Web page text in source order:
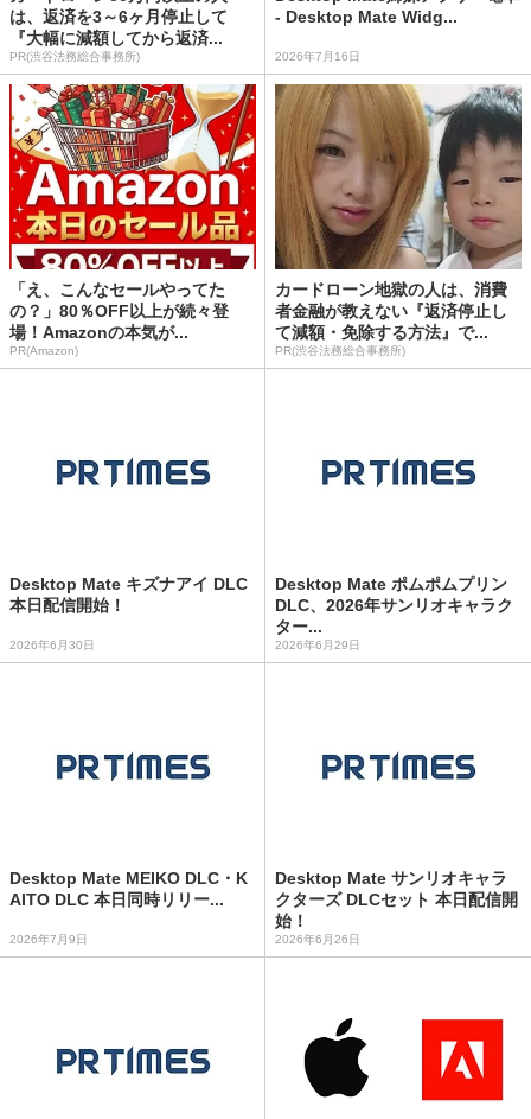
は、返済を3～6ヶ月停止して
『大幅に減額してから返済...
PR(渋谷法務総合事務所)
- Desktop Mate Widg...
2026年7月16日
「え、こんなセールやってた
の？」80％OFF以上が続々登
場！Amazonの本気が...
PR(Amazon)
カードローン地獄の人は、消費
者金融が教えない『返済停止し
て減額・免除する方法』で...
PR(渋谷法務総合事務所)
Desktop Mate キズナアイ DLC
本日配信開始！
2026年6月30日
Desktop Mate ポムポムプリン
DLC、2026年サンリオキャラク
ター...
2026年6月29日
Desktop Mate MEIKO DLC・K
AITO DLC 本日同時リリー...
2026年7月9日
Desktop Mate サンリオキャラ
クターズ DLCセット 本日配信開
始！
2026年6月26日